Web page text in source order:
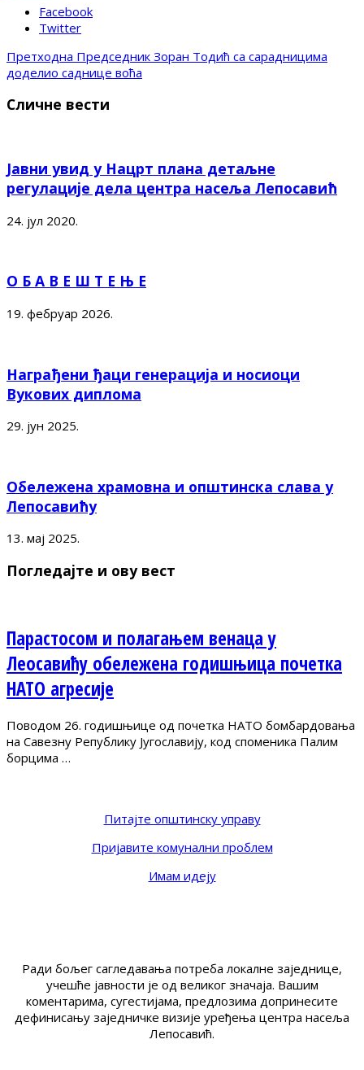
Facebook
Twitter
Претходна Председник Зоран Тодић са сарадницима
доделио саднице воћа
Сличне вести
Јавни увид у Нацрт плана детаљне
регулације дела центра насеља Лепосавић
24. јул 2020.
О Б А В Е Ш Т Е Њ Е
19. фебруар 2026.
Награђени ђаци генерација и носиоци
Вукових диплома
29. јун 2025.
Обележена храмовна и општинска слава у
Лепосавићу
13. мај 2025.
Погледајте и ову вест
Парастосом и полагањем венаца у
Леосавићу обележена годишњица почетка
НАТО агресије
Поводом 26. годишњице од почетка НАТО бомбардовања
на Савезну Републику Југославију, код споменика Палим
борцима …
Питајте општинску управу
Пријавите комунални проблем
Имам идеју
Ради бољег сагледавања потреба локалне заједнице,
учешће јавности је од великог значаја. Вашим
коментарима, сугестијама, предлозима допринесите
дефинисању заједничке визије уређења центра насеља
Лепосавић.